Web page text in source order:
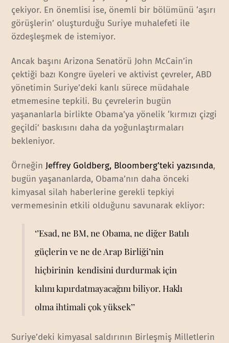
çekiyor. En önemlisi ise, önemli bir bölümünü ‘aşırı
görüşlerin’ oluşturduğu Suriye muhalefeti ile
özdeşleşmek de istemiyor.
Ancak başını Arizona Senatörü John McCain’in
çektiği bazı Kongre üyeleri ve aktivist çevreler, ABD
yönetimin Suriye’deki kanlı sürece müdahale
etmemesine tepkili. Bu çevrelerin bugün
yaşananlarla birlikte Obama’ya yönelik ‘kırmızı çizgi
geçildi’ baskısını daha da yoğunlaştırmaları
bekleniyor.
Örneğin Jeffrey Goldberg, Bloomberg’teki yazısında,
bugün yaşananlarda, Obama’nın daha önceki
kimyasal silah haberlerine gerekli tepkiyi
vermemesinin etkili olduğunu savunarak ekliyor:
‘’Esad, ne BM, ne Obama, ne diğer Batılı
güçlerin ve ne de Arap Birliği’nin
hiçbirinin kendisini durdurmak için
kılını kıpırdatmayacağını biliyor. Haklı
olma ihtimali çok yüksek’’
Suriye’deki kimyasal saldırının Birleşmiş Milletlerin